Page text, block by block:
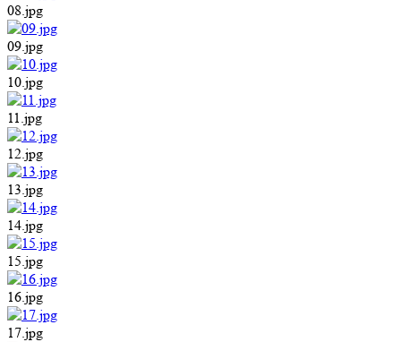
08.jpg
09.jpg
10.jpg
11.jpg
12.jpg
13.jpg
14.jpg
15.jpg
16.jpg
17.jpg